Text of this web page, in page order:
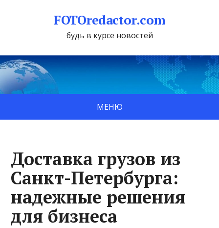
FOTOredactor.com
будь в курсе новостей
МЕНЮ
Доставка грузов из
Санкт-Петербурга:
надежные решения
для бизнеса